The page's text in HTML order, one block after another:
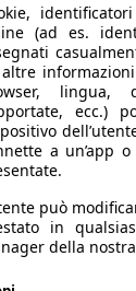
(ad es.
lingua,
ecc.)
a un’app
può
in
della